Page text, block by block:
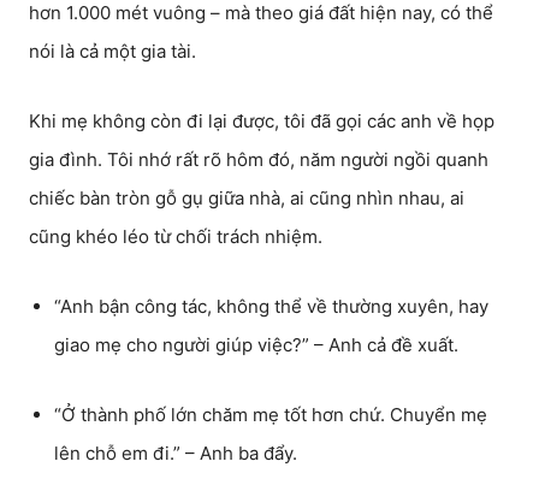
hơn 1.000 mét vuông – mà theo giá đất hiện nay, có thể
nói là cả một gia tài.
Khi mẹ không còn đi lại được, tôi đã gọi các anh về họp
gia đình. Tôi nhớ rất rõ hôm đó, năm người ngồi quanh
chiếc bàn tròn gỗ gụ giữa nhà, ai cũng nhìn nhau, ai
cũng khéo léo từ chối trách nhiệm.
“Anh bận công tác, không thể về thường xuyên, hay
giao mẹ cho người giúp việc?” – Anh cả đề xuất.
“Ở thành phố lớn chăm mẹ tốt hơn chứ. Chuyển mẹ
lên chỗ em đi.” – Anh ba đẩy.